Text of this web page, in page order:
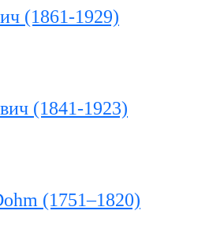
(1861-1929)
(1841-1923)
(1751–1820)